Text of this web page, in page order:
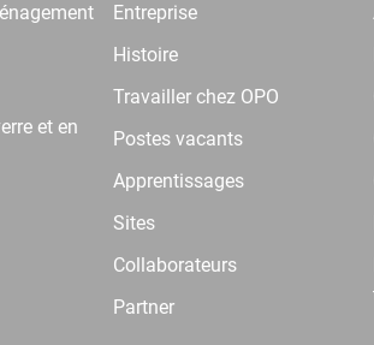
et en
Entreprise
Histoire
Travailler chez OPO
Postes vacants
Apprentissages
Sites
Collaborateurs
Partner